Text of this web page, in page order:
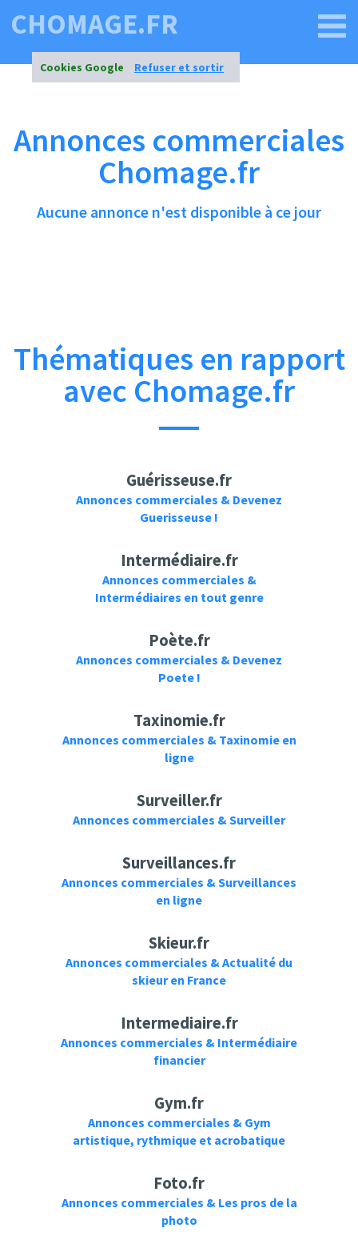
Cookies Google Refuser et sortir
CHOMAGE.FR
Annonces commerciales
Chomage.fr
Aucune annonce n'est disponible à ce jour
Thématiques en rapport
avec Chomage.fr
Guérisseuse.fr
Annonces commerciales & Devenez
Guerisseuse !
Intermédiaire.fr
Annonces commerciales &
Intermédiaires en tout genre
Poète.fr
Annonces commerciales & Devenez
Poete !
Taxinomie.fr
Annonces commerciales & Taxinomie en
ligne
Surveiller.fr
Annonces commerciales & Surveiller
Surveillances.fr
Annonces commerciales & Surveillances
en ligne
Skieur.fr
Annonces commerciales & Actualité du
skieur en France
Intermediaire.fr
Annonces commerciales & Intermédiaire
financier
Gym.fr
Annonces commerciales & Gym
artistique, rythmique et acrobatique
Foto.fr
Annonces commerciales & Les pros de la
photo